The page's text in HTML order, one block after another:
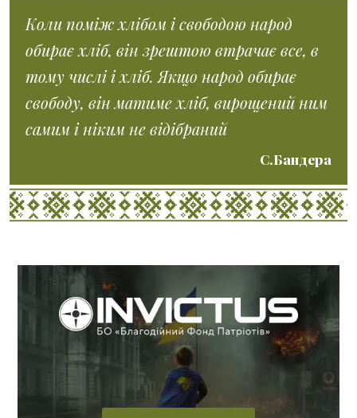
Коли поміж хлібом і свободою народ
обирає хліб, він зрештою втрачає все, в
тому числі і хліб. Якщо народ обирає
свободу, він матиме хліб, вирощений ним
самим і ніким не відібраний
С.Бандера